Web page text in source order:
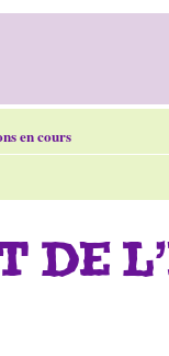
en cours
DE